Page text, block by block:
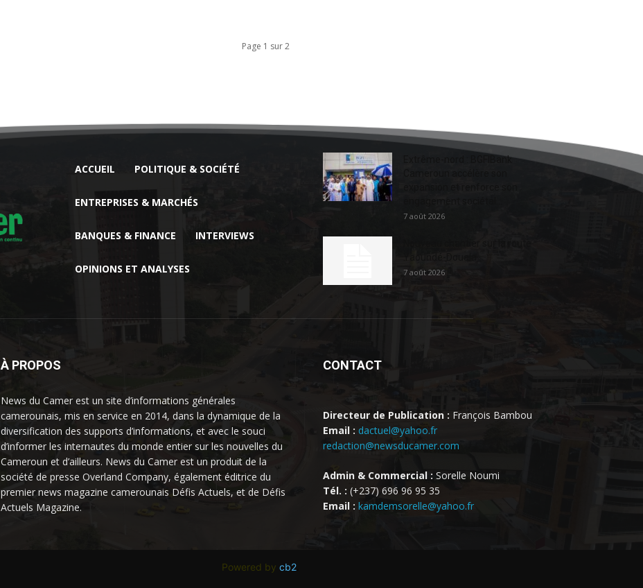
Page 1 sur 2
ACCUEIL POLITIQUE & SOCIÉTÉ
ENTREPRISES & MARCHÉS
BANQUES & FINANCE INTERVIEWS
OPINIONS ET ANALYSES
Extrême-nord : BGFIBank
7 août 2026
7 août 2026
À PROPOS
News du Camer est un site d’informations générales
camerounais, mis en service en 2014, dans la dynamique de la
diversification des supports d’informations, et avec le souci
d’informer les internautes du monde entier sur les nouvelles du
Cameroun et d’ailleurs. News du Camer est un produit de la
société de presse Overland Company, également éditrice du
premier news magazine camerounais Défis Actuels, et de Défis
Actuels Magazine.
CONTACT
Directeur de Publication : François Bambou
Email : dactuel@yahoo.fr
redaction@newsducamer.com
Admin & Commercial : Sorelle Noumi
Tél. : (+237) 696 96 95 35
Email : kamdemsorelle@yahoo.fr
Powered by cb2